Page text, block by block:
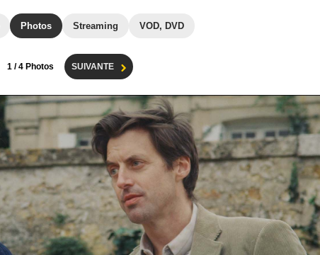
Photos Streaming VOD, DVD
1 / 4 Photos SUIVANTE